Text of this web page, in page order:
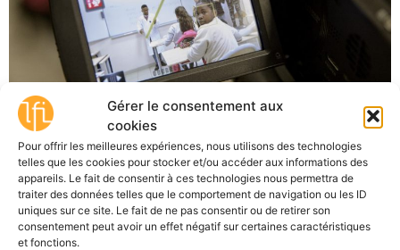
Gérer le consentement aux
cookies
Pour offrir les meilleures expériences, nous utilisons des technologies
telles que les cookies pour stocker et/ou accéder aux informations des
appareils. Le fait de consentir à ces technologies nous permettra de
traiter des données telles que le comportement de navigation ou les ID
uniques sur ce site. Le fait de ne pas consentir ou de retirer son
consentement peut avoir un effet négatif sur certaines caractéristiques
et fonctions.
A Marseille, la réalisatrice Axelle Schatz s’engage auprès
d’élèves avec de grandes difficultés d’apprentissage et
comportementales. Au travers d’un projet de réalisation
de film, elle facilite l’expression des jeunes…